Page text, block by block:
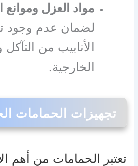
مواد العزل
لضمان عدم وجود
الأنابيب من
الخارجية.
تجهيزات الحمامات
تعتبر الحمامات من أهم